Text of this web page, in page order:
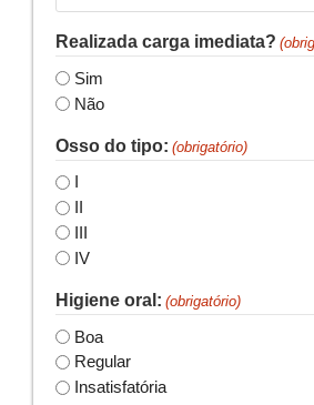
Realizada carga imediata?
Sim
Não
Osso do tipo: (obrigatório)
I
II
III
IV
Higiene oral: (obrigatório)
Boa
Regular
Insatisfatória